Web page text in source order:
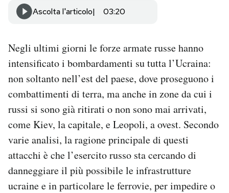
Area Personale
Newsletter
Notifiche mobile
Regala il Post
Hai bisogno di aiuto?
Esci
Ascolta l'articolo 03:20
Negli ultimi giorni le forze armate russe hanno
intensificato i bombardamenti su tutta l’Ucraina:
non soltanto nell’est del paese, dove proseguono i
combattimenti di terra, ma anche in zone da cui i
russi si sono già ritirati o non sono mai arrivati,
come Kiev, la capitale, e Leopoli, a ovest. Secondo
varie analisi, la ragione principale di questi
attacchi è che l’esercito russo sta cercando di
danneggiare il più possibile le infrastrutture
ucraine e in particolare le ferrovie, per impedire o